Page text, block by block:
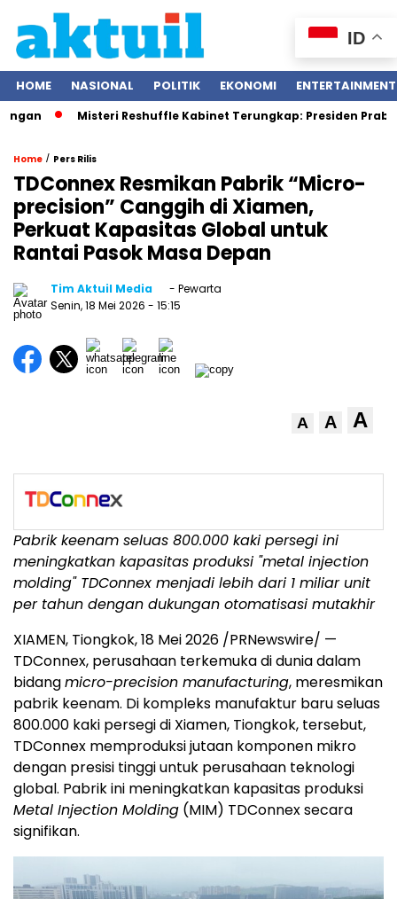
HOME NASIONAL POLITIK EKONOMI ENTERTAINMENT
Misteri Reshuffle Kabinet Terungkap: Presiden Prabowo
Home / Pers Rilis
TDConnex Resmikan Pabrik “Micro-
precision” Canggih di Xiamen,
Perkuat Kapasitas Global untuk
Rantai Pasok Masa Depan
Tim Aktuil Media
- Pewarta
Senin, 18 Mei 2026 - 15:15
A A A
Pabrik keenam seluas 800.000 kaki persegi ini
meningkatkan kapasitas produksi "metal injection
molding" TDConnex menjadi lebih dari 1 miliar unit
per tahun dengan dukungan otomatisasi mutakhir
XIAMEN, Tiongkok, 18 Mei 2026 /PRNewswire/ —
TDConnex, perusahaan terkemuka di dunia dalam
bidangmicro-precision manufacturing, meresmikan
pabrik keenam. Di kompleks manufaktur baru seluas
800.000 kaki persegi di Xiamen, Tiongkok, tersebut,
TDConnex memproduksi jutaan komponen mikro
dengan presisi tinggi untuk perusahaan teknologi
global. Pabrik ini meningkatkan kapasitas produksi
Metal Injection Molding (MIM) TDConnex secara
signifikan.
ID